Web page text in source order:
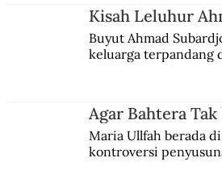
Kisah Leluhur
Buyut Ahmad
keluarga terpandang
Agar Bahtera Tak
Maria Ullfah berada
kontroversi